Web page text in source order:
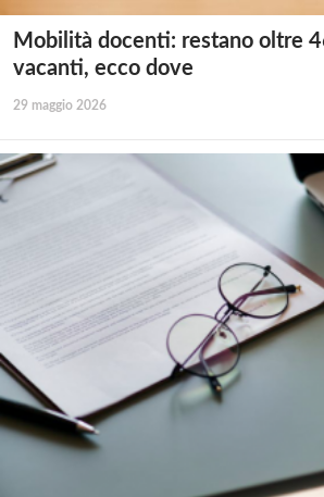
Mobilità docenti: restano oltre
vacanti, ecco dove
29 maggio 2026